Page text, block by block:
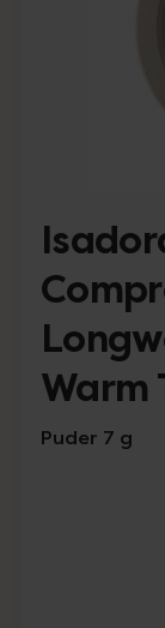
Warm
Puder 7 g